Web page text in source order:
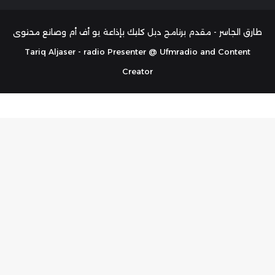
RSS
طارق الجاسر - مقدم برنامج دبل كليك بإذاعة يو أف أم وصانع محتوى
Tariq Aljaser - radio Presenter @ Ufmradio and Content
Creator